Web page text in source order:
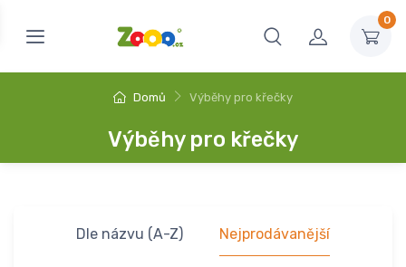
0
Domů Výběhy pro křečky
Výběhy pro křečky
Dle názvu (A-Z) Nejprodávanější